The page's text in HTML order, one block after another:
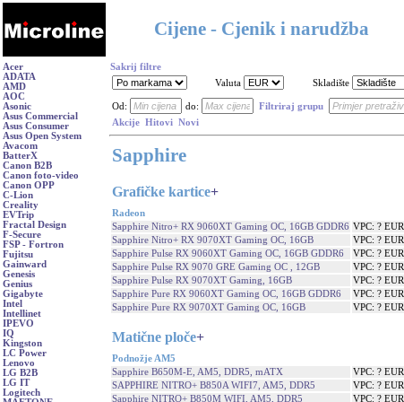
Cijene - Cjenik i narudžba
Acer
ADATA
AMD
AOC
Asonic
Asus Commercial
Asus Consumer
Asus Open System
Avacom
BatterX
Canon B2B
Canon foto-video
Canon OPP
C-Lion
Creality
EVTrip
Fractal Design
F-Secure
FSP - Fortron
Fujitsu
Gainward
Genesis
Genius
Gigabyte
Intel
Intellinet
IPEVO
IQ
Kingston
LC Power
Lenovo
LG B2B
LG IT
Logitech
Sakrij filtre
Valuta
Skladište
Od: do:
Filtriraj grupu
Akcije Hitovi Novi
Sapphire
Grafičke kartice+
Radeon
Sapphire Nitro+ RX 9060XT Gaming OC, 16GB GDDR6 VPC: ? EUR
Sapphire Nitro+ RX 9070XT Gaming OC, 16GB
VPC: ? EUR
Sapphire Pulse RX 9060XT Gaming OC, 16GB GDDR6
VPC: ? EUR
Sapphire Pulse RX 9070 GRE Gaming OC , 12GB
VPC: ? EUR
Sapphire Pulse RX 9070XT Gaming, 16GB
VPC: ? EUR
Sapphire Pure RX 9060XT Gaming OC, 16GB GDDR6
VPC: ? EUR
Sapphire Pure RX 9070XT Gaming OC, 16GB
VPC: ? EUR
Matične ploče+
Podnožje AM5
Sapphire B650M-E, AM5, DDR5, mATX
VPC: ? EUR
SAPPHIRE NITRO+ B850A WIFI7, AM5, DDR5
VPC: ? EUR
Sapphire NITRO+ B850M WIFI, AM5, DDR5
VPC: ? EUR